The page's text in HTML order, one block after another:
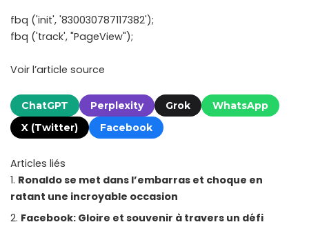
fbq ('init', '830030787117382');
fbq ('track', "PageView");
Voir l’article source
ChatGPT Perplexity Grok
WhatsApp
X (Twitter)
Facebook
Articles liés
Ronaldo se met dans l’embarras et choque en
ratant une incroyable occasion
Facebook: Gloire et souvenir à travers un défi